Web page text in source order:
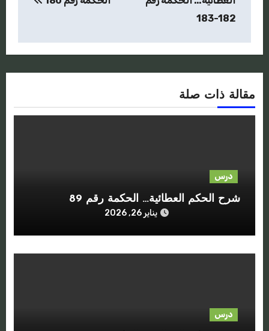
182-183
مقالة ذات صلة
درس
شرح الحكم العطائية… الحكمة رقم 89
يناير 26, 2026
درس